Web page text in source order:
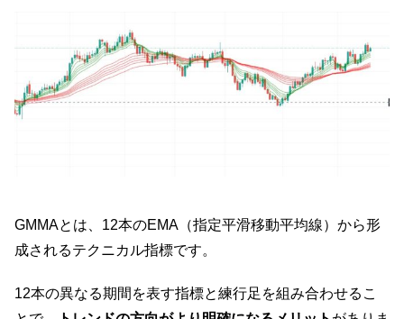
GMMAとは、12本のEMA（指定平滑移動平均線）から形
成されるテクニカル指標です。
12本の異なる期間を表す指標と練行足を組み合わせるこ